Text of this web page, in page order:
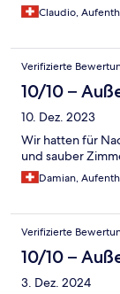
Claudio,
Verifizierte
10/10 –
10. Dez. 2023
Wir hatten für
und sauber
Damian,
Verifizierte
10/10 –
3. Dez. 2024